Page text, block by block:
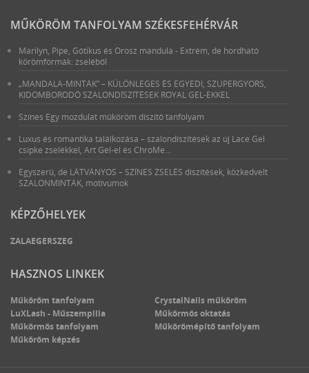
MŰKÖRÖM TANFOLYAM SZÉKESFEHÉRVÁR
Marilyn, Pipe, Gótikus és Orosz mandula - Extrém, de hordható
körömformák: zseléből
„MANDALA-MINTÁK” – KÜLÖNLEGES ÉS EGYEDI, SZUPERGYORS,
KIDOMBORODÓ SZALONDÍSZÍTÉSEK ROYAL GEL-EKKEL
Színes Egy mozdulat műköröm díszítő tanfolyam
Luxus és romantika találkozása – szalondíszítések az új Lace Gel
csipke zselékkel, Art Gel-el és ChroMe...
Egyszerű, de LÁTVÁNYOS – SZÍNES ZSELÉS díszítések, közkedvelt
SZALONMINTÁK, motívumok
KÉPZŐHELYEK
ZALAEGERSZEG
HASZNOS LINKEK
Műköröm tanfolyam
CrystalNails műköröm
LuXLash - Műszempilla
Műkörmös oktatás
Műkörmös tanfolyam
Műkörömépítő tanfolyam
Műköröm képzés